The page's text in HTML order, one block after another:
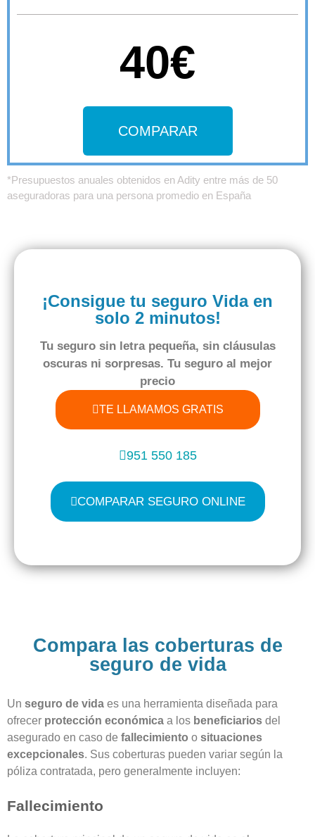
40€
COMPARAR
*Presupuestos anuales obtenidos en Adity entre más de 50
aseguradoras para una persona promedio en España
¡Consigue tu seguro Vida en
solo 2 minutos!
Tu seguro sin letra pequeña, sin cláusulas
oscuras ni sorpresas. Tu seguro al mejor
precio
TE LLAMAMOS GRATIS
951 550 185
COMPARAR SEGURO ONLINE
Compara las coberturas de
seguro de vida
Un seguro de vida es una herramienta diseñada para
ofrecer protección económica a los beneficiarios del
asegurado en caso de fallecimiento o situaciones
excepcionales. Sus coberturas pueden variar según la
póliza contratada, pero generalmente incluyen:
Fallecimiento